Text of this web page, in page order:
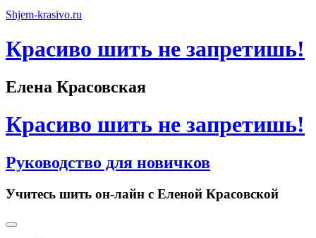
Shjem-krasivo.ru
Красиво шить не запретишь!
Елена Красовская
Красиво шить не запретишь!
Руководство для новичков
Учитесь шить он-лайн с Еленой Красовской
Primary